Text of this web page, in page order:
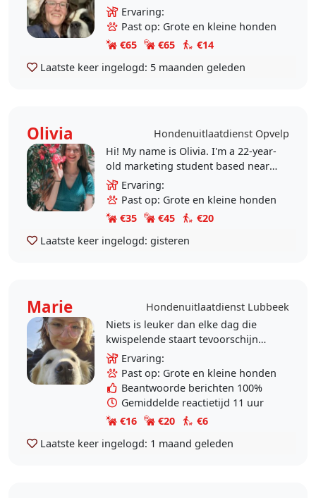
liefde voor dieren, kwam ik op het
idee om professioneel dierenoppas
te worden omdat..
Ervaring:
Past op: Grote en kleine honden
€65
€65
€14
Laatste keer ingelogd: 5 maanden geleden
Olivia
Hondenuitlaatdienst Opvelp
Hi! My name is Olivia. I'm a 22-year-
old marketing student based near
Leuven. As I study online, I have an
extremely flexible schedule and
I'm..
Ervaring:
Past op: Grote en kleine honden
€35
€45
€20
Laatste keer ingelogd: gisteren
Marie
Hondenuitlaatdienst Lubbeek
Niets is leuker dan elke dag die
kwispelende staart tevoorschijn
zien komen. Ik werk graag met
dieren en ik zou graag op jouw
trouwe vriend passen,..
Ervaring:
Past op: Grote en kleine honden
Beantwoorde berichten 100%
Gemiddelde reactietijd 11 uur
€16
€20
€6
Laatste keer ingelogd: 1 maand geleden